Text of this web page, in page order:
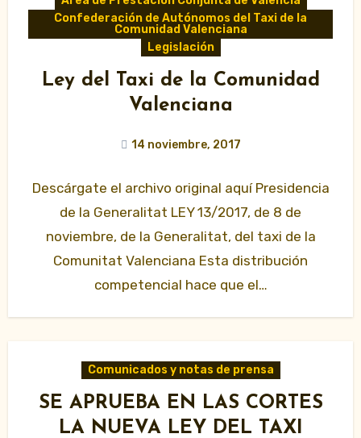
Confederación de Autónomos del Taxi de la
Comunidad Valenciana
Legislación
Ley del Taxi de la Comunidad
Valenciana
14 noviembre, 2017
Descárgate el archivo original aquí Presidencia
de la Generalitat LEY 13/2017, de 8 de
noviembre, de la Generalitat, del taxi de la
Comunitat Valenciana Esta distribución
competencial hace que el…
Comunicados y notas de prensa
SE APRUEBA EN LAS CORTES
LA NUEVA LEY DEL TAXI